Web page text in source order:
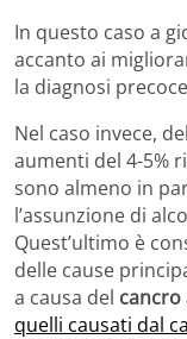
In questo caso a
accanto ai
la diagnosi
Nel caso invece, del
aumenti del 4-5%
sono almeno in
l’assunzione di
Quest’ultimo è
delle cause
a causa del
quelli causati dal